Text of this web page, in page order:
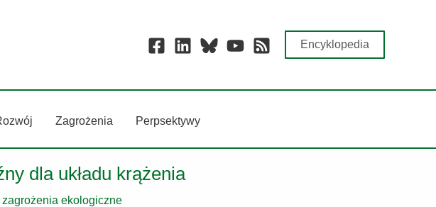
Encyklopedia
Zagrożenia Perpsektywy
dla układu krążenia
zagrożenia ekologiczne